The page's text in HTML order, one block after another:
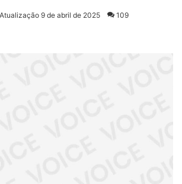
9 de abril de 2025 109